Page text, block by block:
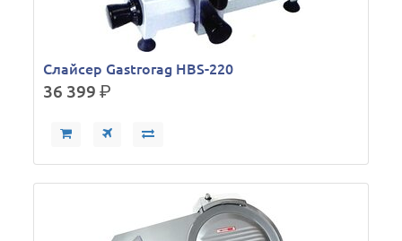
Слайсер Gastrorag HBS-220
36 399р.